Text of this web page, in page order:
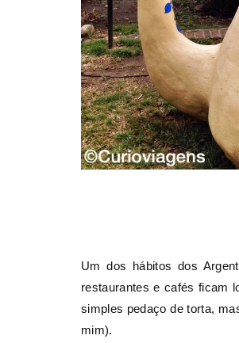
Um dos hábitos dos
restaurantes e cafés ficam
simples pedaço de torta,
mim).